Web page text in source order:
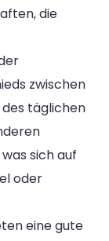
die
zwischen
des täglichen
sich auf
oder
eine gute